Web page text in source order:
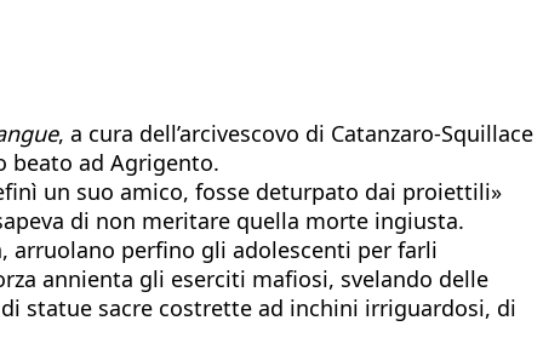
, a cura dell’arcivescovo di Catanzaro-Squillace
beato ad Agrigento.
un suo amico, fosse deturpato dai proiettili»
di non meritare quella morte ingiusta.
arruolano perfino gli adolescenti per farli
annienta gli eserciti mafiosi, svelando delle
statue sacre costrette ad inchini irriguardosi, di